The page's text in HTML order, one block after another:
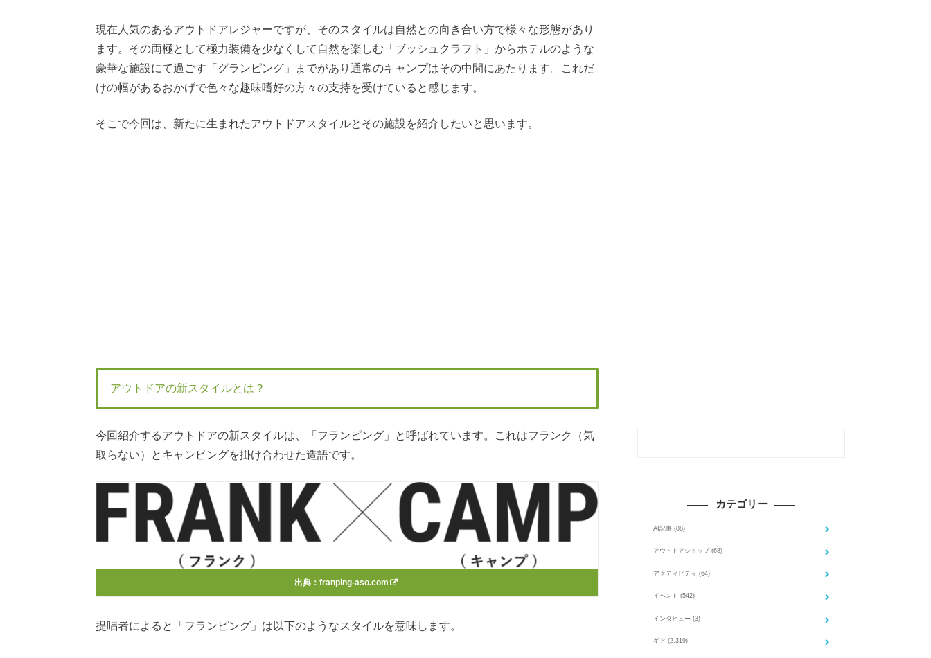
現在人気のあるアウトドアレジャーですが、そのスタイルは自然との向き合い方で様々な形態があり
ます。その両極として極力装備を少なくして自然を楽しむ「ブッシュクラフト」からホテルのような
豪華な施設にて過ごす「グランピング」までがあり通常のキャンプはその中間にあたります。これだ
けの幅があるおかげで色々な趣味嗜好の方々の支持を受けていると感じます。
そこで今回は、新たに生まれたアウトドアスタイルとその施設を紹介したいと思います。
アウトドアの新スタイルとは？
今回紹介するアウトドアの新スタイルは、「フランピング」と呼ばれています。これはフランク（気
取らない）とキャンピングを掛け合わせた造語です。
出典：franping-aso.com
提唱者によると「フランピング」は以下のようなスタイルを意味します。
カテゴリー
AI記事 (88)
アウトドアショップ (68)
アクティビティ (64)
イベント (542)
インタビュー (3)
ギア (2,319)